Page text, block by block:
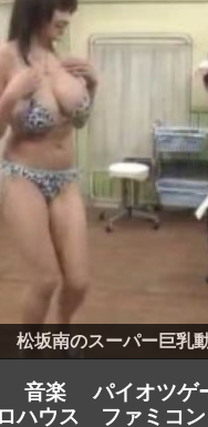
松坂南のスーパー巨乳
女子高生がおならをしち
音楽 パイオツゲ
ハウス ファミコン